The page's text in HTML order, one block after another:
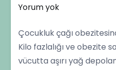
Yorum yokÇocukluk
Obezitesi
Çocukluk çağı
Kilo fazlalığı ve obezite
vücutta aşırı yağ